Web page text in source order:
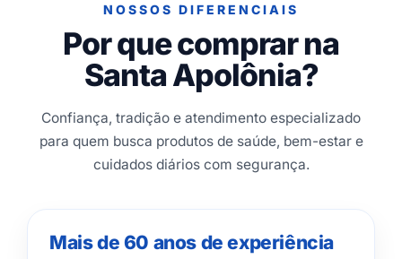
NOSSOS DIFERENCIAIS
Por que comprar na
Santa Apolônia?
Confiança, tradição e atendimento especializado
para quem busca produtos de saúde, bem-estar e
cuidados diários com segurança.
Mais de 60 anos de experiência